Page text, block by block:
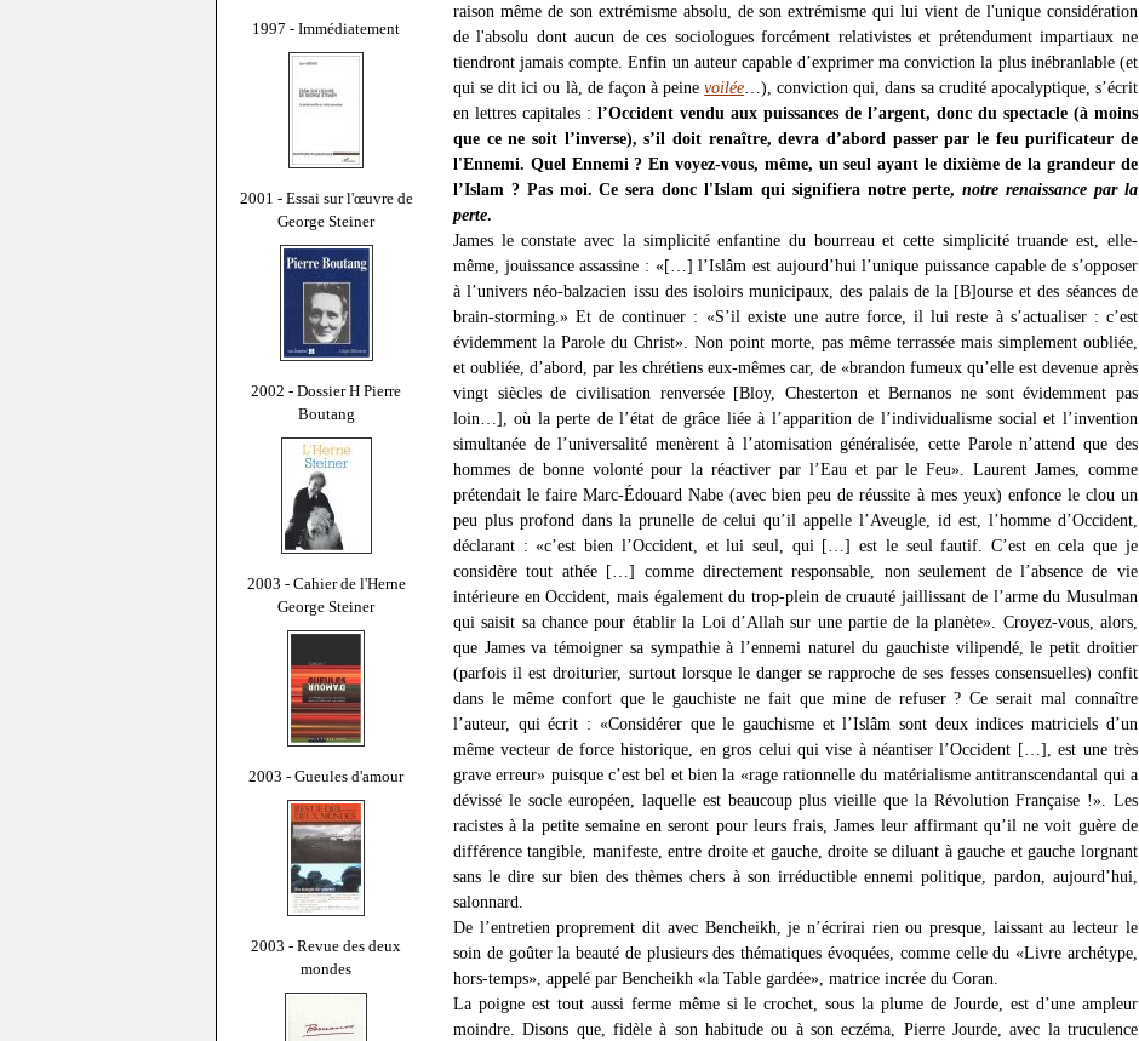
1997 - Immédiatement
2001 - Essai sur l'œuvre de
George Steiner
2002 - Dossier H Pierre
Boutang
2003 - Cahier de l'Herne
George Steiner
2003 - Gueules d'amour
2003 - Revue des deux
mondes
raison même de son extrémisme absolu, de son extrémisme qui lui vient de l'unique considération
de l'absolu dont aucun de ces sociologues forcément relativistes et prétendument impartiaux ne
tiendront jamais compte. Enfin un auteur capable d’exprimer ma conviction la plus inébranlable (et
qui se dit ici ou là, de façon à peinevoilée …), conviction qui, dans sa crudité apocalyptique, s’écrit
en lettres capitales : l’Occident vendu aux puissances de l’argent, donc du spectacle (à moins
que ce ne soit l’inverse), s’il doit renaître, devra d’abord passer par le feu purificateur de
l'Ennemi. Quel Ennemi ? En voyez-vous, même, un seul ayant le dixième de la grandeur de
l’Islam ? Pas moi. Ce sera donc l'Islam qui signifiera notre perte,notre renaissance par la
perte.
James le constate avec la simplicité enfantine du bourreau et cette simplicité truande est, elle-
même, jouissance assassine : «[…] l’Islâm est aujourd’hui l’unique puissance capable de s’opposer
à l’univers néo-balzacien issu des isoloirs municipaux, des palais de la [B]ourse et des séances de
brain-storming.» Et de continuer : «S’il existe une autre force, il lui reste à s’actualiser : c’est
évidemment la Parole du Christ». Non point morte, pas même terrassée mais simplement oubliée,
et oubliée, d’abord, par les chrétiens eux-mêmes car, de «brandon fumeux qu’elle est devenue après
vingt siècles de civilisation renversée [Bloy, Chesterton et Bernanos ne sont évidemment pas
loin…], où la perte de l’état de grâce liée à l’apparition de l’individualisme social et l’invention
simultanée de l’universalité menèrent à l’atomisation généralisée, cette Parole n’attend que des
hommes de bonne volonté pour la réactiver par l’Eau et par le Feu». Laurent James, comme
prétendait le faire Marc-Édouard Nabe (avec bien peu de réussite à mes yeux) enfonce le clou un
peu plus profond dans la prunelle de celui qu’il appelle l’Aveugle, id est, l’homme d’Occident,
déclarant : «c’est bien l’Occident, et lui seul, qui […] est le seul fautif. C’est en cela que je
considère tout athée […] comme directement responsable, non seulement de l’absence de vie
intérieure en Occident, mais également du trop-plein de cruauté jaillissant de l’arme du Musulman
qui saisit sa chance pour établir la Loi d’Allah sur une partie de la planète». Croyez-vous, alors,
que James va témoigner sa sympathie à l’ennemi naturel du gauchiste vilipendé, le petit droitier
(parfois il est droiturier, surtout lorsque le danger se rapproche de ses fesses consensuelles) confit
dans le même confort que le gauchiste ne fait que mine de refuser ? Ce serait mal connaître
l’auteur, qui écrit : «Considérer que le gauchisme et l’Islâm sont deux indices matriciels d’un
même vecteur de force historique, en gros celui qui vise à néantiser l’Occident […], est une très
grave erreur» puisque c’est bel et bien la «rage rationnelle du matérialisme antitranscendantal qui a
dévissé le socle européen, laquelle est beaucoup plus vieille que la Révolution Française !». Les
racistes à la petite semaine en seront pour leurs frais, James leur affirmant qu’il ne voit guère de
différence tangible, manifeste, entre droite et gauche, droite se diluant à gauche et gauche lorgnant
sans le dire sur bien des thèmes chers à son irréductible ennemi politique, pardon, aujourd’hui,
salonnard.
De l’entretien proprement dit avec Bencheikh, je n’écrirai rien ou presque, laissant au lecteur le
soin de goûter la beauté de plusieurs des thématiques évoquées, comme celle du «Livre archétype,
hors-temps», appelé par Bencheikh «la Table gardée», matrice incrée du Coran.
La poigne est tout aussi ferme même si le crochet, sous la plume de Jourde, est d’une ampleur
moindre. Disons que, fidèle à son habitude ou à son eczéma, Pierre Jourde, avec la truculence